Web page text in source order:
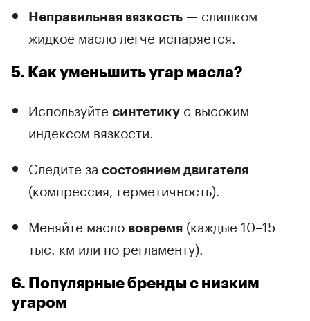
Неправильная вязкость — слишком
жидкое масло легче испаряется.
5. Как уменьшить угар масла?
Используйте синтетику с высоким
индексом вязкости.
Следите за состоянием двигателя
(компрессия, герметичность).
Меняйте масло вовремя (каждые 10–15
тыс. км или по регламенту).
6. Популярные бренды с низким
угаром